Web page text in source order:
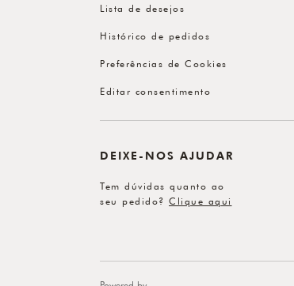
Lista de desejos
Histórico de pedidos
Preferências de Cookies
Editar consentimento
DEIXE-NOS AJUDAR
Tem dúvidas quanto ao
seu pedido? Clique aqui